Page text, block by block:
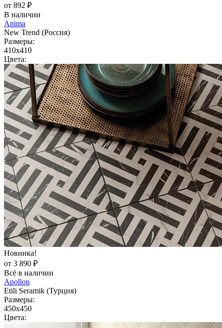
от 892 ₽
В наличии
Anima
New Trend (Россия)
Размеры:
410x410
Цвета:
Новинка!
от 3 890 ₽
Всё в наличии
Apollon
Etili Seramik (Турция)
Размеры:
450x450
Цвета: